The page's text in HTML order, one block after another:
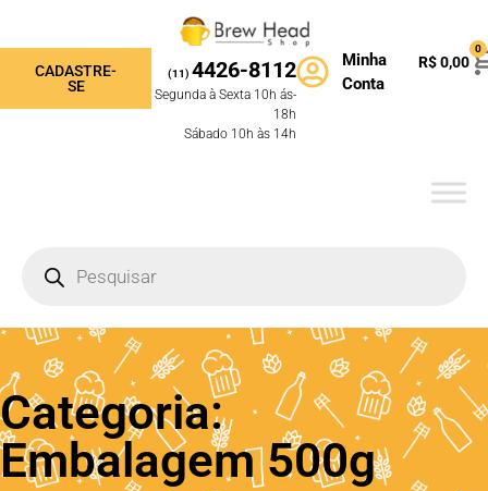
CADASTRE-
SE
(11) 4426-8112
Segunda à Sexta 10h ás-
18h
Sábado 10h às 14h
Minha
Conta
R$0,00
0
Categoria:
Embalagem 500g